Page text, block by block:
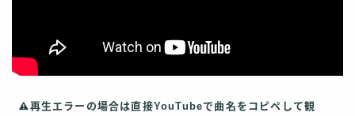
再生エラーの場合は直接YouTubeで曲名をコピペして観